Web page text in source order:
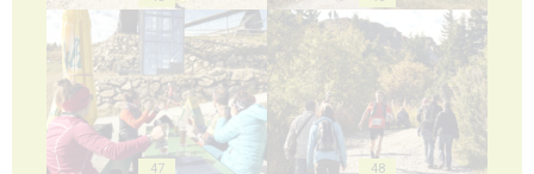
47 48